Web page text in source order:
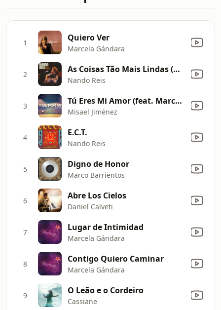
1 Quiero Ver
Marcela Gándara
2 As Coisas Tão Mais Lindas (Ao Vivo)
Nando Reis
3 Tú Eres Mi Amor (feat. Marcela Gándara)
Misael Jiménez
4 E.C.T.
Nando Reis
5 Digno de Honor
Marco Barrientos
6 Abre Los Cielos
Daniel Calveti
7 Lugar de Intimidad
Marcela Gándara
8 Contigo Quiero Caminar
Marcela Gándara
9 O Leão e o Cordeiro
Cassiane